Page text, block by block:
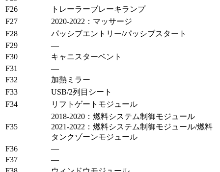
F26
トレーラーブレーキランプ
F27
2020-2022：マッサージ
F28
パッシブエントリー/パッシブスタート
F29
—
F30
キャニスターベント
F31
—
F32
加熱ミラー
F33
USB/2列目シート
F34
リフトゲートモジュール
F35
2018-2020：燃料システム制御モジュール
2021-2022：燃料システム制御モジュール/燃料
タンクゾーンモジュール
F36
—
F37
—